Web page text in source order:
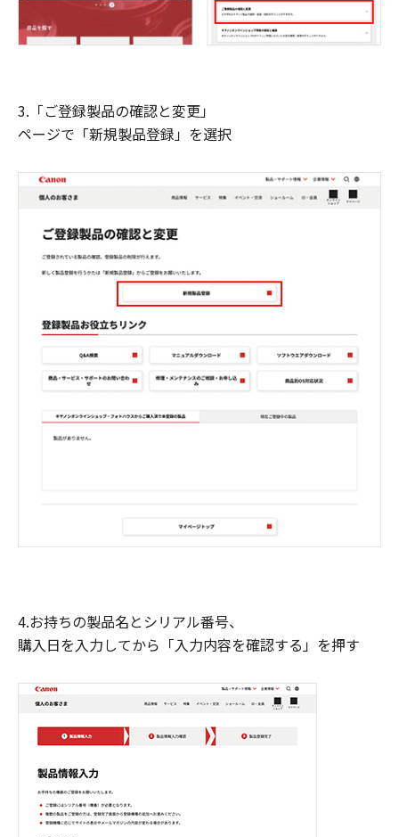
3.「ご登録製品の確認と変更」
ページで「新規製品登録」を選択
4.お持ちの製品名とシリアル番号、
購入日を入力してから「入力内容を確認する」を押す